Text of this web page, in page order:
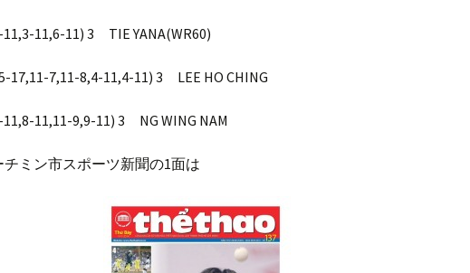
11,6-11) 3 TIE YANA(WR60)
7,11-8,4-11,4-11) 3 LEE HO CHING
11,11-9,9-11) 3 NG WING NAM
チミン市スポーツ新聞の1面は